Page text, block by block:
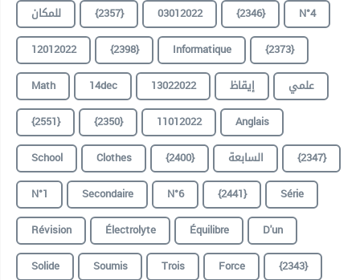
للمكان
{2357} 03012022 {2346}
N°4
12012022
{2398} Informatique
{2373}
Math
14dec 13022022 إيقاظ
علمي
{2551}
{2350} 11012022
Anglais
School
Clothes {2400} السابعة
{2347}
N°1
Secondaire N°6 {2441}
Série
Révision
Électrolyte Équilibre
D'un
Solide
Soumis Trois Force
{2343}